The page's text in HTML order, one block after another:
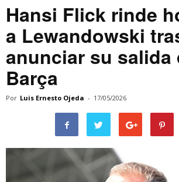
Hansi Flick rinde
a Lewandowski
anunciar su salida
Barça
Por Luis Ernesto Ojeda - 17/05/2026